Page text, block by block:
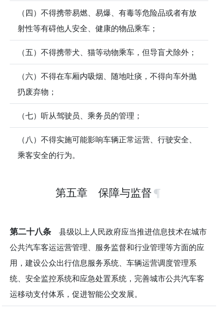
（四）不得携带易燃、易爆、有毒等危险品或者有放
射性等有碍他人安全、健康的物品乘车；
（五）不得携带犬、猫等动物乘车，但导盲犬除外；
（六）不得在车厢内吸烟、随地吐痰，不得向车外抛
扔废弃物；
（七）听从驾驶员、乘务员的管理；
（八）不得实施可能影响车辆正常运营、行驶安全、
乘客安全的行为。
第五章 保障与监督
第二十八条 县级以上人民政府应当推进信息技术在城市
公共汽车客运运营管理、服务监督和行业管理等方面的应
用，建设公众出行信息服务系统、车辆运营调度管理系
统、安全监控系统和应急处置系统，完善城市公共汽车客
运移动支付体系，促进智能公交发展。